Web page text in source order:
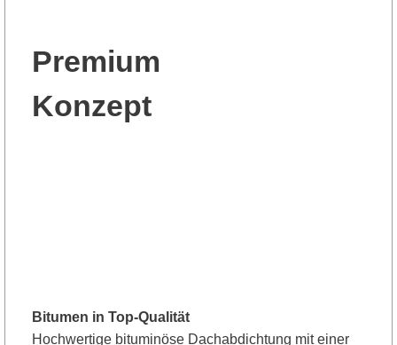
Premium
Konzept
Bitumen in Top-Qualität
Hochwertige bituminöse Dachabdichtung mit einer